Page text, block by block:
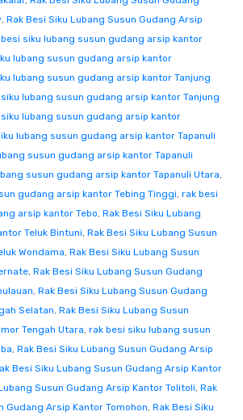
, Rak Besi Siku Lubang Susun Gudang Arsip
siku lubang susun gudang arsip kantor
lubang susun gudang arsip kantor
lubang susun gudang arsip kantor Tanjung
lubang susun gudang arsip kantor Tanjung
lubang susun gudang arsip kantor
lubang susun gudang arsip kantor Tapanuli
susun gudang arsip kantor Tapanuli
susun gudang arsip kantor Tapanuli Utara,
gudang arsip kantor Tebing Tinggi, rak besi
arsip kantor Tebo, Rak Besi Siku Lubang
Teluk Bintuni, Rak Besi Siku Lubang Susun
Wondama, Rak Besi Siku Lubang Susun
, Rak Besi Siku Lubang Susun Gudang
, Rak Besi Siku Lubang Susun Gudang
Selatan, Rak Besi Siku Lubang Susun
Tengah Utara, rak besi siku lubang susun
, Rak Besi Siku Lubang Susun Gudang Arsip
Besi Siku Lubang Susun Gudang Arsip Kantor
Susun Gudang Arsip Kantor Tolitoli, Rak
Gudang Arsip Kantor Tomohon, Rak Besi Siku